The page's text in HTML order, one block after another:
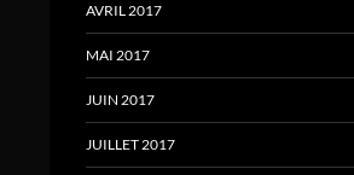
AVRIL 2017
MAI 2017
JUIN 2017
JUILLET 2017